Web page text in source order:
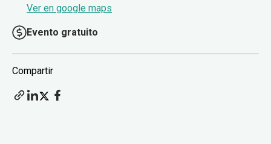
Ver en google maps
Evento gratuito
Compartir